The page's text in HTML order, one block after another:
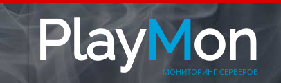
PlayMon
МОНИТОРИНГ СЕРВЕРОВ